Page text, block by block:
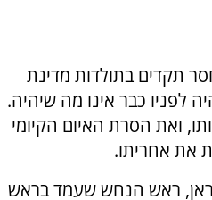
תקדים בתולדות מדינת
לפניו כבר אינו מה שיהיה.
ואת הסרת האיום הקיומי
את אחריתו.
ראש הנחש שעמד בראש